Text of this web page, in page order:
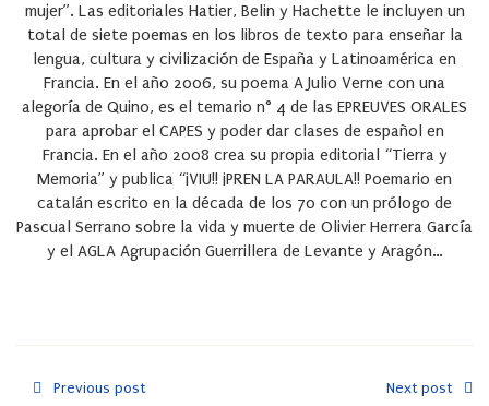
mujer”. Las editoriales Hatier, Belin y Hachette le incluyen un
total de siete poemas en los libros de texto para enseñar la
lengua, cultura y civilización de España y Latinoamérica en
Francia. En el año 2006, su poema A Julio Verne con una
alegoría de Quino, es el temario n° 4 de las EPREUVES ORALES
para aprobar el CAPES y poder dar clases de español en
Francia. En el año 2008 crea su propia editorial “Tierra y
Memoria” y publica “¡VIU!! ¡PREN LA PARAULA!! Poemario en
catalán escrito en la década de los 70 con un prólogo de
Pascual Serrano sobre la vida y muerte de Olivier Herrera García
y el AGLA Agrupación Guerrillera de Levante y Aragón…
Previous post Next post